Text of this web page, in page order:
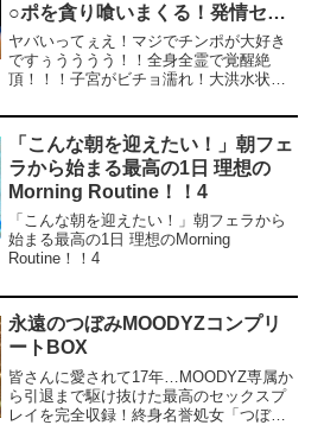
○ポを貪り喰いまくる！発情セッ
クスドキュメント！！！
MINAMO
ヤバいってぇえ！マジでチンポが大好き
ですぅうううう！！全身全霊で覚醒絶
頂！！！子宮がビチョ濡れ！大洪水状態
飛んだMINAMO史上最大の淫乱イキ狂
い！SEX！SEX！SEX！SEX！貪欲発情
メスのSEXドキュメント！！『上から下
から、死ぬほど犯して欲しいです！』
「こんな朝を迎えたい！」朝フェ
ラから始まる最高の1日 理想の
Morning Routine！！4
「こんな朝を迎えたい！」朝フェラから
始まる最高の1日 理想のMorning
Routine！！4
永遠のつぼみMOODYZコンプリ
ートBOX
皆さんに愛されて17年…MOODYZ専属か
ら引退まで駆け抜けた最高のセックスプ
レイを完全収録！終身名誉処女「つぼ